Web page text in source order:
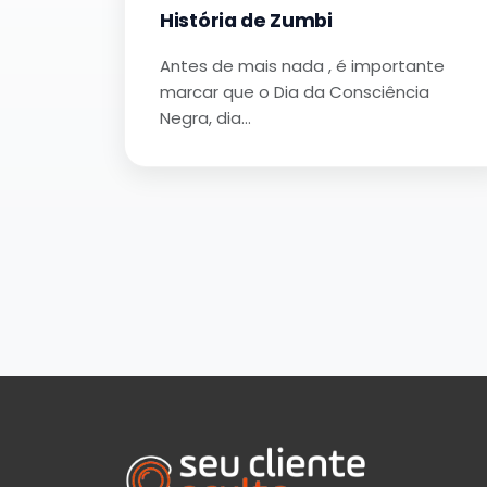
História de Zumbi
Antes de mais nada , é importante
marcar que o Dia da Consciência
Negra, dia…